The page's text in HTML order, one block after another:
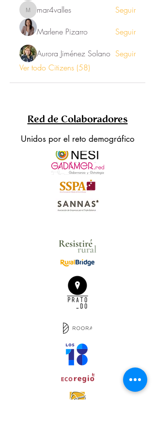
mar4valles
mar4valles Seguir
Marlene Pizarro Seguir
Aurora Jiménez Solano Seguir
Ver todo Citizens (58)
Red de Colaboradores
Unidos por el reto demográfico